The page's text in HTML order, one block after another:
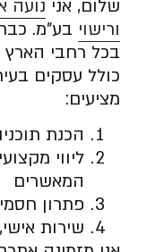
שלום, אני נועה
ורישוי
בכל רחבי הארץ
כולל עסקים
מציעים:
הכנת
ליווי
המאשרים
פתרון
שירות